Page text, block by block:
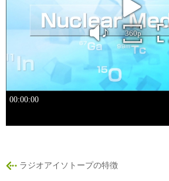
ラジオアイソトープの特徴